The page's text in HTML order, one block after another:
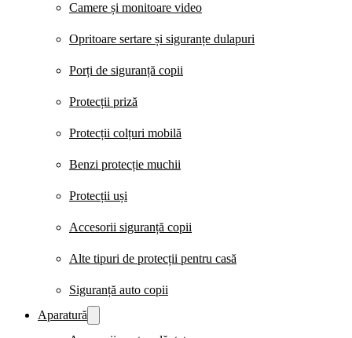
Camere și monitoare video
Opritoare sertare și siguranțe dulapuri
Porți de siguranță copii
Protecții priză
Protecții colțuri mobilă
Benzi protecție muchii
Protecții uși
Accesorii siguranță copii
Alte tipuri de protecții pentru casă
Siguranță auto copii
Aparatură